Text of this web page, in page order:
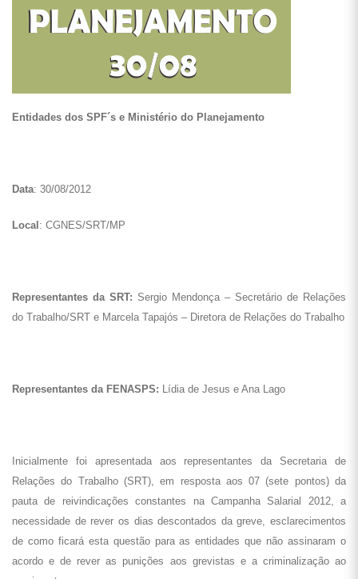
Entidades dos SPF´s e Ministério do Planejamento
Data: 30/08/2012
Local : CGNES/SRT/MP
Representantes da SRT: Sergio Mendonça – Secretário de Relações
do Trabalho/SRT e Marcela Tapajós – Diretora de Relações do Trabalho
Representantes da FENASPS: Lídia de Jesus e Ana Lago
Inicialmente foi apresentada aos representantes da Secretaria de
Relações do Trabalho (SRT), em resposta aos 07 (sete pontos) da
pauta de reivindicações constantes na Campanha Salarial 2012, a
necessidade de rever os dias descontados da greve, esclarecimentos
de como ficará esta questão para as entidades que não assinaram o
acordo e de rever as punições aos grevistas e a criminalização ao